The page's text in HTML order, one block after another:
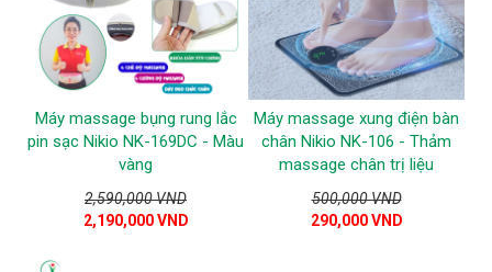
Máy massage bụng rung lắc
pin sạc Nikio NK-169DC - Màu
vàng
2,590,000 VND
2,190,000 VND
Máy massage xung điện bàn
chân Nikio NK-106 - Thảm
massage chân trị liệu
500,000 VND
290,000 VND